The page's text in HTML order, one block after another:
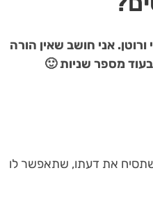
אני חושב שאין הורה
מספר שניות 🙂
שתסיח את דעתו, שתאפשר לו